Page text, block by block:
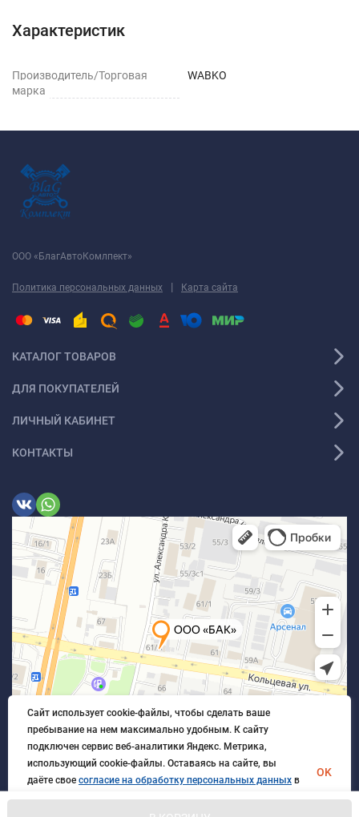
Характеристик
Производитель/Торговая
марка
WABKO
ООО «БлагАвтоКомлпект»
Политика персональных данных | Карта сайта
КАТАЛОГ ТОВАРОВ
ДЛЯ ПОКУПАТЕЛЕЙ
ЛИЧНЫЙ КАБИНЕТ
КОНТАКТЫ
Сайт использует cookie-файлы, чтобы сделать ваше
пребывание на нем максимально удобным. К cайту
подключен сервис веб-аналитики Яндекс. Метрика,
использующий cookie-файлы. Оставаясь на сайте, вы
даёте свое согласие на обработку персональных данных в
порядке, указанном вПолитике обработки персональных
OK